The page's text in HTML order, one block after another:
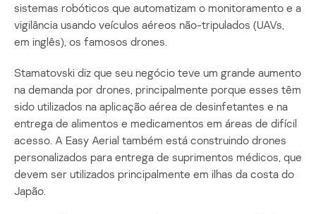
sistemas robóticos que automatizam o monitoramento e a
vigilância usando veículos aéreos não-tripulados (UAVs,
em inglês), os famosos drones.
Stamatovski diz que seu negócio teve um grande aumento
na demanda por drones, principalmente porque esses têm
sido utilizados na aplicação aérea de desinfetantes e na
entrega de alimentos e medicamentos em áreas de difícil
acesso. A Easy Aerial também está construindo drones
personalizados para entrega de suprimentos médicos, que
devem ser utilizados principalmente em ilhas da costa do
Japão.